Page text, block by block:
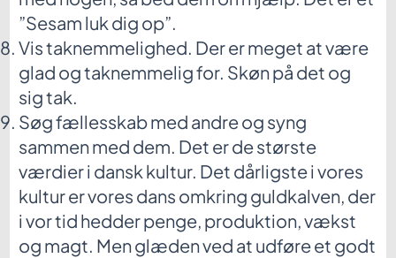
”Sesam luk dig op”.
Vis taknemmelighed. Der er meget at være
glad og taknemmelig for. Skøn på det og
sig tak.
Søg fællesskab med andre og syng
sammen med dem. Det er de største
værdier i dansk kultur. Det dårligste i vores
kultur er vores dans omkring guldkalven, der
i vor tid hedder penge, produktion, vækst
og magt. Men glæden ved at udføre et godt